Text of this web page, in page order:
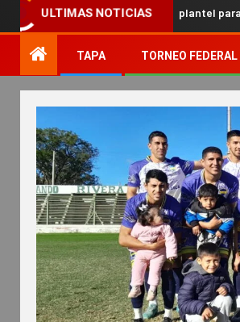
ULTIMAS NOTICIAS
al frente del plantel para el Torneo Clausura
TAPA TORNEO FEDERAL